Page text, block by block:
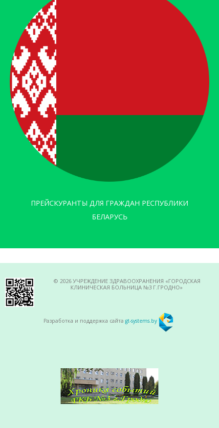
ПРЕЙСКУРАНТЫ ДЛЯ ГРАЖДАН РЕСПУБЛИКИ
БЕЛАРУСЬ
© 2026 УЧРЕЖДЕНИЕ ЗДРАВООХРАНЕНИЯ «ГОРОДСКАЯ
КЛИНИЧЕСКАЯ БОЛЬНИЦА №3 Г.ГРОДНО»
Разработка и поддержка сайта gt-systems.by